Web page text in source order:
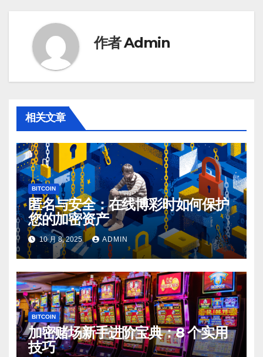
作者Admin
相关文章
BITCOIN
匿名与安全：在线博彩时如何保护
您的加密资产
10 月 8, 2025 ADMIN
BITCOIN
加密赌场新手进阶宝典：8 个实用
技巧